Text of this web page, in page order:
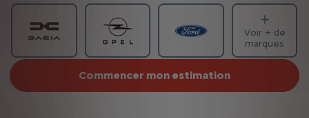
Voir + de
marques
Commencer mon estimation